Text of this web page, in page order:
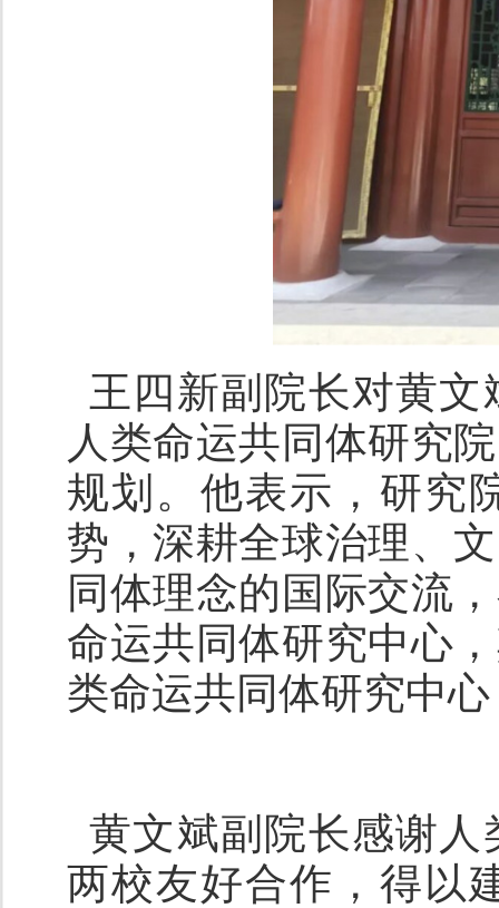
王四新副院长对黄
人类命运共同体研究
规划。他表示，研究
势，深耕全球治理、
同体理念的国际交流
命运共同体研究中心
类命运共同体研究中
黄文斌副院长感谢
两校友好合作，得以